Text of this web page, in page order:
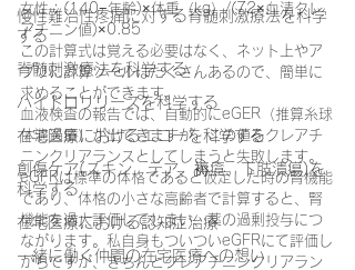
慢性難治性疼痛に対する脊髄刺激療法を科学
する
脊髄刺激療法を科学する
ハイドロリリースを科学する
在宅医療におけるエコーを科学する
創傷ケア(スキン テア、褥瘡、下肢潰瘍)を
科学する
在宅医療における認知症治療
一緒に働く仲間の在宅医療への想い
女性：(140−年齢)×体重（kg）/(72×血清クレ
アチニン値)×0.85
この計算式は覚える必要はなく、ネット上やア
プリに計算ツールはたくさんあるので、簡単に
求めることができます。
血液検査の報告では、自動的にeGER（推算糸球
体濾過量）が出てきますが、この値をクレアチ
ニンクリアランスとしてしまうと失敗します。
eGFRは標準の体格であると仮定した時の腎機能
であり、体格の小さな高齢者で計算すると、腎
機能を過大評価してしまい、薬の過剰投与につ
ながります。私自身もついついeGFRにて評価し
がちですが、きちんとクレアチニンクリアラン